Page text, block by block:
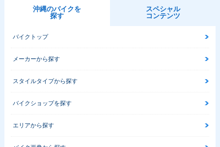
沖縄のバイクを
探す
スペシャル
コンテンツ
バイクトップ
メーカーから探す
スタイルタイプから探す
バイクショップを探す
エリアから探す